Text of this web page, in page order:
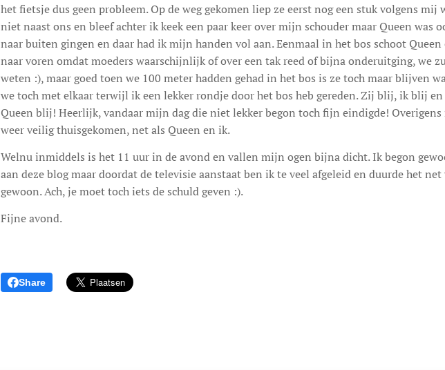
het fietsje dus geen probleem. Op de weg gekomen liep ze eerst nog een stuk volgens mij
niet naast ons en bleef achter ik keek een paar keer over mijn schouder maar Queen was
naar buiten gingen en daar had ik mijn handen vol aan. Eenmaal in het bos schoot Queen
naar voren omdat moeders waarschijnlijk of over een tak reed of bijna onderuitging, we
weten :), maar goed toen we 100 meter hadden gehad in het bos is ze toch maar blijven
we toch met elkaar terwijl ik een lekker rondje door het bos heb gereden. Zij blij, ik blij
Queen blij! Heerlijk, vandaar mijn dag die niet lekker begon toch fijn eindigde!
weer veilig thuisgekomen, net als Queen en ik.
Welnu inmiddels is het 11 uur in de avond en vallen mijn ogen bijna dicht. Ik begon
aan deze blog maar doordat de televisie aanstaat ben ik te veel afgeleid en duurde het
gewoon. Ach, je moet toch iets de schuld geven :).
Fijne avond.
Share